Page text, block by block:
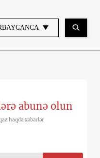
abunə olun
haqda xəbərlər